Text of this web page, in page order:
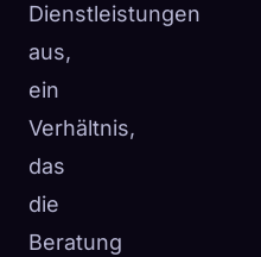
Dienstleistungen
aus,
ein
Verhältnis,
das
die
Beratung